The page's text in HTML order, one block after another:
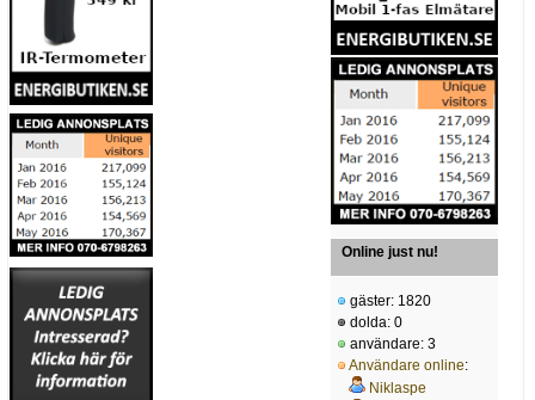
Online just nu!
gäster: 1820
dolda: 0
användare: 3
Användare online:
Niklaspe